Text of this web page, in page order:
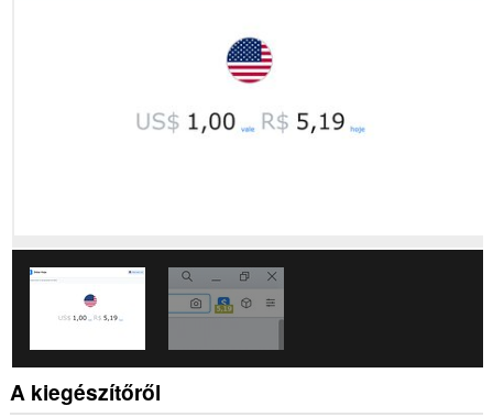
A kiegészítőről